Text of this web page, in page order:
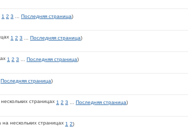
1 2 3 Последняя страница)
1 2 3 Последняя страница)
1 2 3 Последняя страница)
Последняя страница)
1 2 3 Последняя страница)
1 2)